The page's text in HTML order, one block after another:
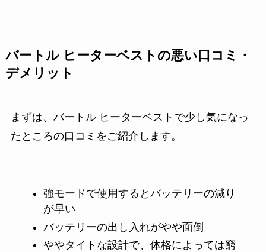
バートル ヒーターベストの悪い口コミ・
デメリット
まずは、バートル ヒーターベストで少し気になっ
たところの口コミをご紹介します。
強モードで使用するとバッテリーの減り
が早い
バッテリーの出し入れがやや面倒
ややタイトな設計で、体格によっては窮